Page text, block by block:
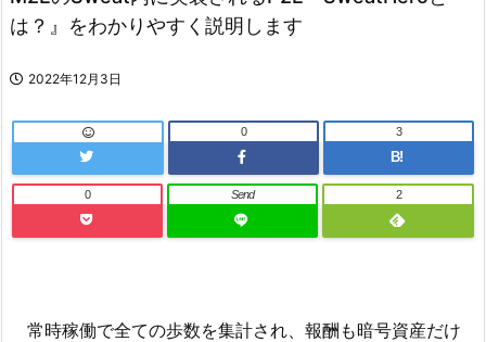
は？』をわかりやすく説明します
2022年12月3日
0
B!
3
0 Send 2
常時稼働で全ての歩数を集計され、報酬も暗号資産だけ